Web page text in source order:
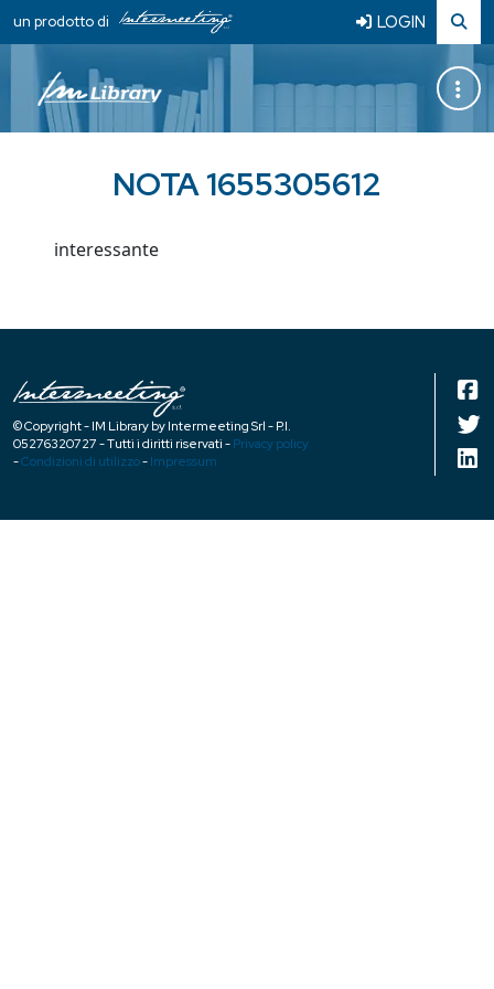
un prodotto di LOGIN
NOTA 1655305612
interessante
© Copyright - IM Library by Intermeeting Srl - P.I.
05276320727 - Tutti i diritti riservati - Privacy policy
-Condizioni di utilizzo- Impressum